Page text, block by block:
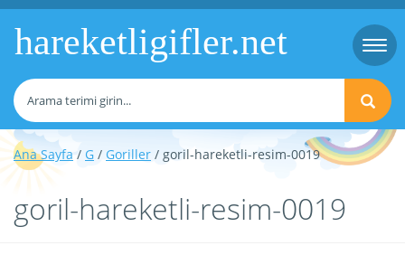
hareketligifler.net
Ana Sayfa/ G / Goriller / goril-hareketli-resim-0019
goril-hareketli-resim-0019